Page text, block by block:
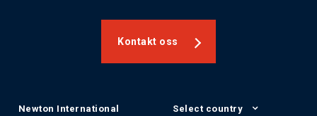
Kontakt oss
Newton International Select country